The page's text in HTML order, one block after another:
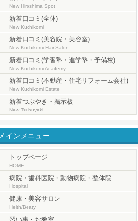
New Hiroshima Spot
新着口コミ(全体)
New Kuchikomi
新着口コミ(美容院・美容室)
New Kuchikomi Hair Salon
新着口コミ(学習塾・進学塾・予備校)
New Kuchikomi Academy
新着口コミ(不動産・住宅リフォーム会社)
New Kuchikomi Estate
新着つぶやき・掲示板
New Tsubuyaki
メインメニュー
トップページ
HOME
病院・歯科医院・動物病院・整体院
Hospital
健康・美容サロン
Helth/Beaty
習い事・お教室